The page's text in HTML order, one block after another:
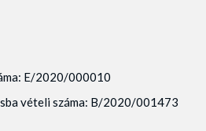
E/2020/000010
vételi száma: B/2020/001473